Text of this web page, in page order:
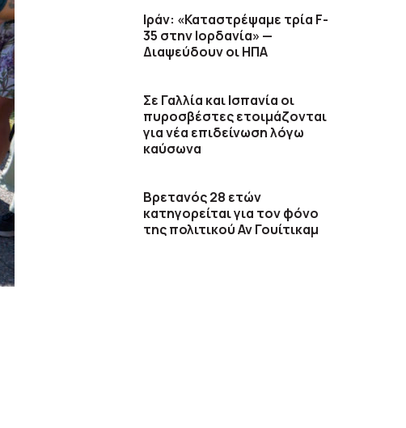
Ιράν: «Καταστρέψαμε τρία F-
35 στην Ιορδανία» —
Διαψεύδουν οι ΗΠΑ
Σε Γαλλία και Ισπανία οι
πυροσβέστες ετοιμάζονται
για νέα επιδείνωση λόγω
καύσωνα
Βρετανός 28 ετών
κατηγορείται για τον φόνο
της πολιτικού Αν Γουίτικαμ